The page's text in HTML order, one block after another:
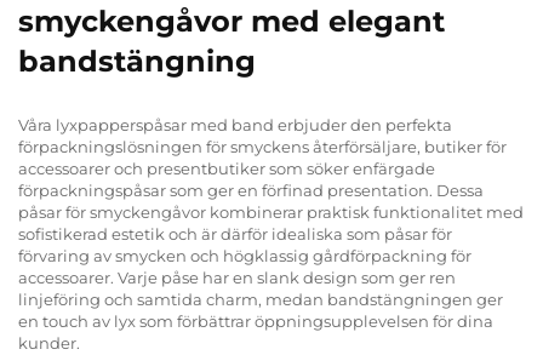
smyckengåvor med elegant
bandstängning
Våra lyxpapperspåsar med band erbjuder den perfekta
förpackningslösningen för smyckens återförsäljare, butiker för
accessoarer och presentbutiker som söker enfärgade
förpackningspåsar som ger en förfinad presentation. Dessa
påsar för smyckengåvor kombinerar praktisk funktionalitet med
sofistikerad estetik och är därför idealiska som påsar för
förvaring av smycken och högklassig gårdförpackning för
accessoarer. Varje påse har en slank design som ger ren
linjeföring och samtida charm, medan bandstängningen ger
en touch av lyx som förbättrar öppningsupplevelsen för dina
kunder.